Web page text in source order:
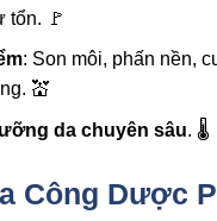
tổn. 🚩
: Son môi, phấn nền,
💒
da chuyên sâu. 🌡️
Công Dược